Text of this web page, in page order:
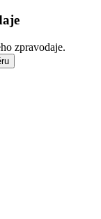
zpravodaje.